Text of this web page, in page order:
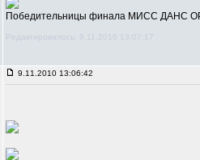
Победительницы финала МИСС ДАНС
Редактировалось: 9.11.2010 13:07:17
9.11.2010 13:06:42